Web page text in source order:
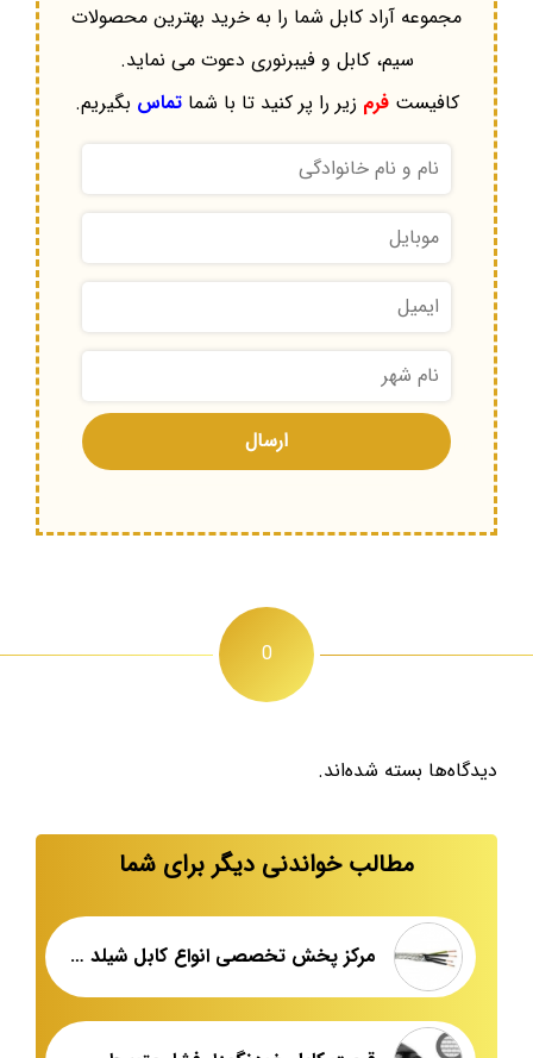
مجموعه آراد کابل شما را به خرید بهترین محصولات
سیم، کابل و فیبرنوری دعوت می نماید.
کافیستفرم زیر را پر کنید تا با شماتماس بگیریم.
0
دیدگاه‌ها بسته شده‌اند.
مطالب خواندنی دیگر برای شما
مرکز پخش تخصصی انواع کابل شیلد دار